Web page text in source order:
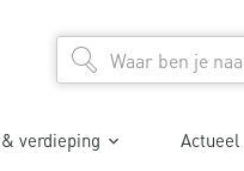
verdieping Actueel